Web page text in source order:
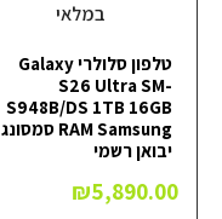
במלאי
טלפון סלולרי Galaxy
S26 Ultra SM-
S948B/DS 1TB 16GB
RAM Samsung סמסונג
יבואן רשמי
₪5,890.00